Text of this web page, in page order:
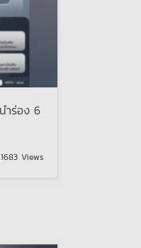
ำร่อง 6
1683 Views